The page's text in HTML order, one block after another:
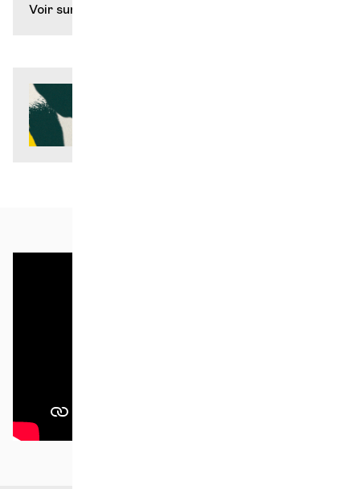
Voir sur la carte